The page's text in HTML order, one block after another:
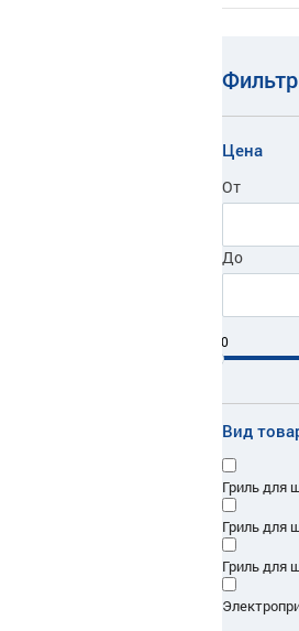
Фильтр
Цена
От
До
0
Вид
Гриль для
Гриль для
Гриль для